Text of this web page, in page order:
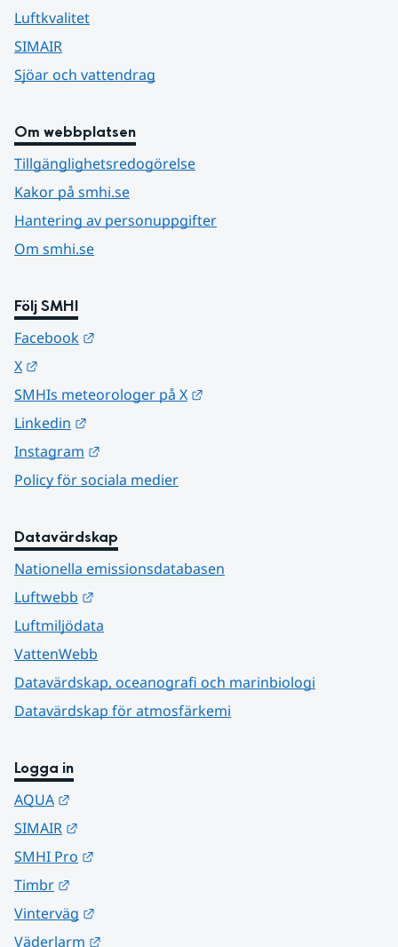
Luftkvalitet
SIMAIR
Sjöar och vattendrag
Om webbplatsen
Tillgänglighetsredogörelse
Kakor på smhi.se
Hantering av personuppgifter
Om smhi.se
Följ SMHI
Facebook
X
SMHIs meteorologer på X
Linkedin
Instagram
Policy för sociala medier
Datavärdskap
Nationella emissionsdatabasen
Luftwebb
Luftmiljödata
VattenWebb
Datavärdskap, oceanografi och marinbiologi
Datavärdskap för atmosfärkemi
Logga in
AQUA
SIMAIR
SMHI Pro
Timbr
Vinterväg
Väderlarm